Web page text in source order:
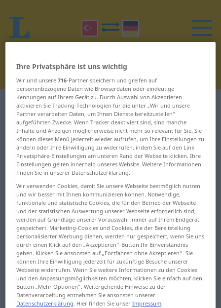
Türkisch-Deutsch Wörterbuch D 32
Wörter auf Türkisch, die mit D
beginnen – döktürmek ... dönüş
döktürmek
dökük
dökülmek
dökülmüş
döküm
dökümcü
dökümevi
döndürmek
dönek
döneklik
dönem
dönemeç
dönemeçli
dönence
Ihre Privatsphäre ist uns wichtig
Wir und unsere716-Partner speichern und greifen auf
personenbezogene Daten wie Browserdaten oder eindeutige
Kennungen auf Ihrem Gerät zu. Durch Auswahl von Akzeptieren
aktivieren Sie Tracking-Technologien für die unter „Wir und unsere
Partner verarbeiten Daten, um Ihnen Dienste bereitzustellen“
aufgeführten Zwecke. Wenn Tracker deaktiviert sind, sind manche
Inhalte und Anzeigen möglicherweise nicht mehr so relevant für Sie. Sie
können dieses Menü jederzeit wieder aufrufen, um Ihre Einstellungen zu
ändern oder Ihre Einwilligung zu widerrufen, indem Sie auf den Link
Privatsphäre-Einstellungen am unteren Rand der Webseite klicken. Ihre
Einstellungen gelten innerhalb unseres Website. Weitere Informationen
finden Sie in unserer Datenschutzerklärung.
Wir verwenden Cookies, damit Sie unsere Webseite bestmöglich nutzen
und wir besser mit Ihnen kommunizieren können. Notwendige,
funktionale und statistische Cookies, die für den Betrieb der Webseite
und der statistischen Auswertung unserer Webseite erforderlich sind,
werden auf Grundlage unserer Vorauswahl immer auf Ihrem Endgerät
gespeichert. Marketing-Cookies und Cookies, die der Bereitstellung
personalisierter Werbung dienen, werden nur gespeichert, wenn Sie uns
durch einen Klick auf den „Akzeptieren“-Button Ihr Einverständnis
geben. Klicken Sie ansonsten auf „Fortfahren ohne Akzeptieren“. Sie
können Ihre Einwilligung jederzeit für zukünftige Besuche unserer
Webseite widerrufen. Wenn Sie weitere Informationen zu den Cookies
und den Anpassungsmöglichkeiten möchten, klicken Sie einfach auf den
Button „Mehr Optionen“. Weitergehende Hinweise zu der
Datenverarbeitung entnehmen Sie ansonsten unserer
Datenschutzerklärung. Hier finden Sie unserImpressum.